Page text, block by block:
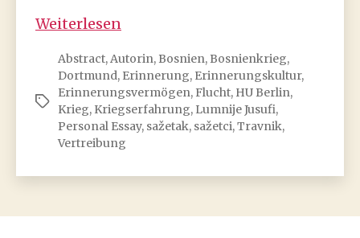
Weiterlesen
Meine
bosnische
Freundin
Schlagwörter
Abstract,Autorin, Bosnien, Bosnienkrieg,
Dortmund, Erinnerung, Erinnerungskultur,
Erinnerungsvermögen, Flucht, HU Berlin,
Krieg, Kriegserfahrung, Lumnije Jusufi,
Personal Essay, sažetak, sažetci,Travnik,
Vertreibung